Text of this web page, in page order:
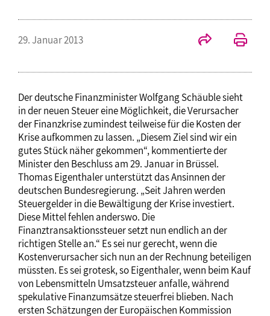
29. Januar 2013
Der deutsche Finanzminister Wolfgang Schäuble sieht
in der neuen Steuer eine Möglichkeit, die Verursacher
der Finanzkrise zumindest teilweise für die Kosten der
Krise aufkommen zu lassen. „Diesem Ziel sind wir ein
gutes Stück näher gekommen“, kommentierte der
Minister den Beschluss am 29. Januar in Brüssel.
Thomas Eigenthaler unterstützt das Ansinnen der
deutschen Bundesregierung. „Seit Jahren werden
Steuergelder in die Bewältigung der Krise investiert.
Diese Mittel fehlen anderswo. Die
Finanztransaktionssteuer setzt nun endlich an der
richtigen Stelle an.“ Es sei nur gerecht, wenn die
Kostenverursacher sich nun an der Rechnung beteiligen
müssten. Es sei grotesk, so Eigenthaler, wenn beim Kauf
von Lebensmitteln Umsatzsteuer anfalle, während
spekulative Finanzumsätze steuerfrei blieben. Nach
ersten Schätzungen der Europäischen Kommission